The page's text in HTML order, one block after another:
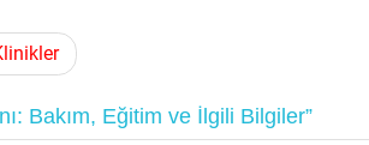
Bakım, Eğitim ve İlgili Bilgiler”